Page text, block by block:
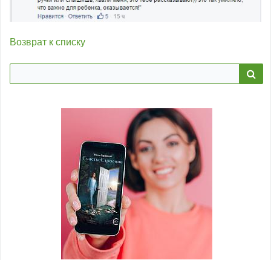
Возврат к списку